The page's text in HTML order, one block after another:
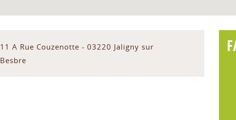
11 A Rue Couzenotte - 03220 Jaligny sur
Besbre